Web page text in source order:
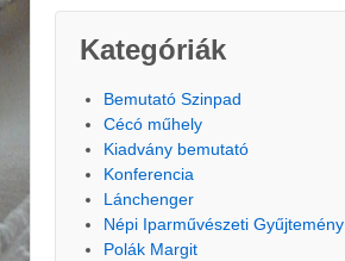
Kategóriák
Bemutató Szinpad
Cécó műhely
Kiadvány bemutató
Konferencia
Lánchenger
Népi Iparművészeti Gyűjtemény
Polák Margit